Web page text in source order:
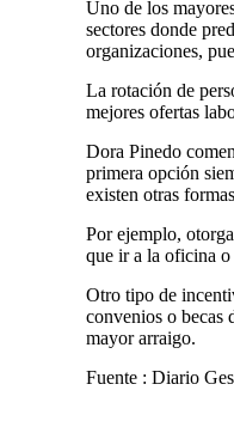
Uno de los
sectores donde
organizaciones,
La rotación de
mejores ofertas
Dora Pinedo
primera opción
existen otras
Por ejemplo,
que ir a la oficina
Otro tipo de
convenios o becas
mayor arraigo.
Fuente : Diario